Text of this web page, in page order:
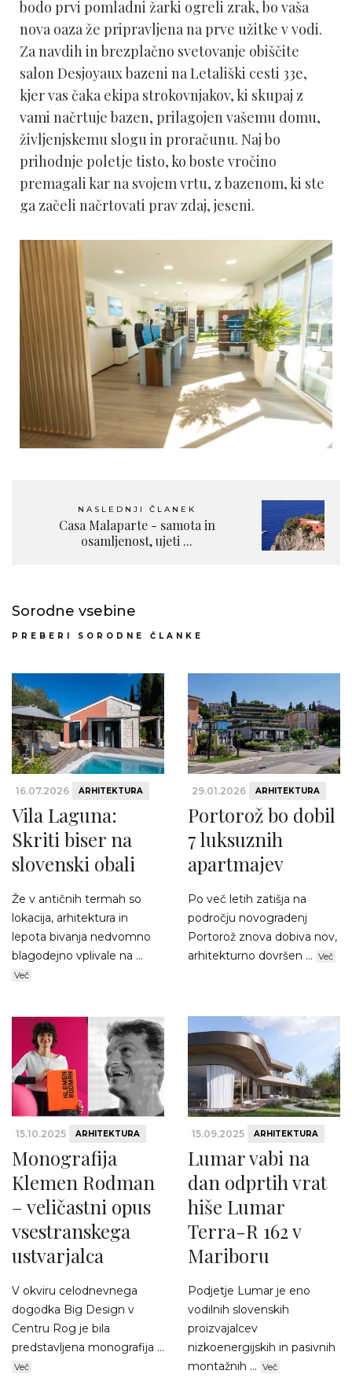
bodo prvi pomladni žarki ogreli zrak, bo vaša
nova oaza že pripravljena na prve užitke v vodi.
Za navdih in brezplačno svetovanje obiščite
salon Desjoyaux bazeni na Letališki cesti 33e,
kjer vas čaka ekipa strokovnjakov, ki skupaj z
vami načrtuje bazen, prilagojen vašemu domu,
življenjskemu slogu in proračunu. Naj bo
prihodnje poletje tisto, ko boste vročino
premagali kar na svojem vrtu, z bazenom, ki ste
ga začeli načrtovati prav zdaj, jeseni.
NASLEDNJI ČLANEK
Casa Malaparte - samota in
osamljenost, ujeti ...
Sorodne vsebine
PREBERI SORODNE ČLANKE
16.07.2026 ARHITEKTURA
Vila Laguna:
Skriti biser na
slovenski obali
Že v antičnih termah so
lokacija, arhitektura in
lepota bivanja nedvomno
blagodejno vplivale na ...
Več
29.01.2026 ARHITEKTURA
Portorož bo dobil
7 luksuznih
apartmajev
Po več letih zatišja na
področju novogradenj
Portorož znova dobiva nov,
arhitekturno dovršen ... Več
15.10.2025 ARHITEKTURA
Monografija
Klemen Rodman
– veličastni opus
vsestranskega
ustvarjalca
V okviru celodnevnega
dogodka Big Design v
Centru Rog je bila
predstavljena monografija ...
Več
15.09.2025 ARHITEKTURA
Lumar vabi na
dan odprtih vrat
hiše Lumar
Terra-R 162 v
Mariboru
Podjetje Lumar je eno
vodilnih slovenskih
proizvajalcev
nizkoenergijskih in pasivnih
montažnih ... Več